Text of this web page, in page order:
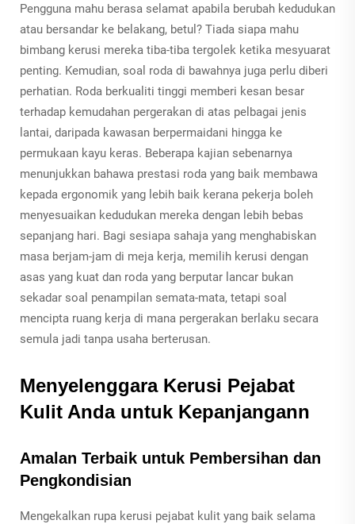
Pengguna mahu berasa selamat apabila berubah kedudukan
atau bersandar ke belakang, betul? Tiada siapa mahu
bimbang kerusi mereka tiba-tiba tergolek ketika mesyuarat
penting. Kemudian, soal roda di bawahnya juga perlu diberi
perhatian. Roda berkualiti tinggi memberi kesan besar
terhadap kemudahan pergerakan di atas pelbagai jenis
lantai, daripada kawasan berpermaidani hingga ke
permukaan kayu keras. Beberapa kajian sebenarnya
menunjukkan bahawa prestasi roda yang baik membawa
kepada ergonomik yang lebih baik kerana pekerja boleh
menyesuaikan kedudukan mereka dengan lebih bebas
sepanjang hari. Bagi sesiapa sahaja yang menghabiskan
masa berjam-jam di meja kerja, memilih kerusi dengan
asas yang kuat dan roda yang berputar lancar bukan
sekadar soal penampilan semata-mata, tetapi soal
mencipta ruang kerja di mana pergerakan berlaku secara
semula jadi tanpa usaha berterusan.
Menyelenggara Kerusi Pejabat
Kulit Anda untuk Kepanjangann
Amalan Terbaik untuk Pembersihan dan
Pengkondisian
Mengekalkan rupa kerusi pejabat kulit yang baik selama